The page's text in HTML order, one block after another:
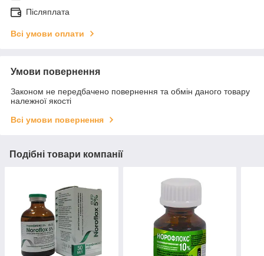
Післяплата
Всі умови оплати
Умови повернення
Законом не передбачено повернення та обмін даного товару
належної якості
Всі умови повернення
Подібні товари компанії